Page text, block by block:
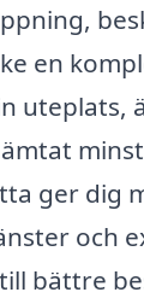
en
uteplats,
ger dig
och
bättre